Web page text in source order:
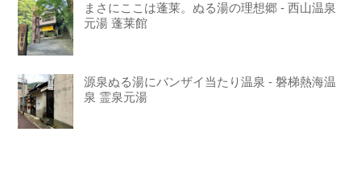
まさにここは蓬莱。ぬる湯の理想郷 - 西山温泉
元湯 蓬莱館
源泉ぬる湯にバンザイ当たり温泉 - 磐梯熱海温
泉 霊泉元湯